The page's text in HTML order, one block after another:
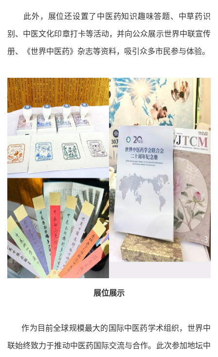
此外，展位还设置了中医药知识趣味答题、中草药识
别、中医文化印章打卡等活动，并向公众展示世界中联宣传
册、《世界中医药》杂志等资料，吸引众多市民参与体验。
展位展示
作为目前全球规模最大的国际中医药学术组织，世界中
联始终致力于推动中医药国际交流与合作。此次参加地坛中